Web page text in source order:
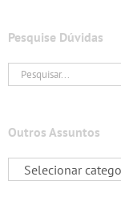
Pesquise Dúvidas
Buscar
resultados
Outros Assuntos